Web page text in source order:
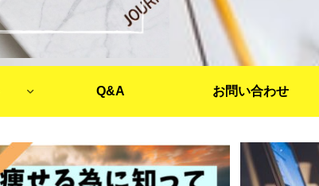
Q&A お問い合わせ